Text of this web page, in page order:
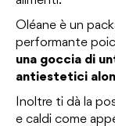
Oléane è un
performante
una goccia di
antiestetici
Inoltre ti dà la
e caldi come